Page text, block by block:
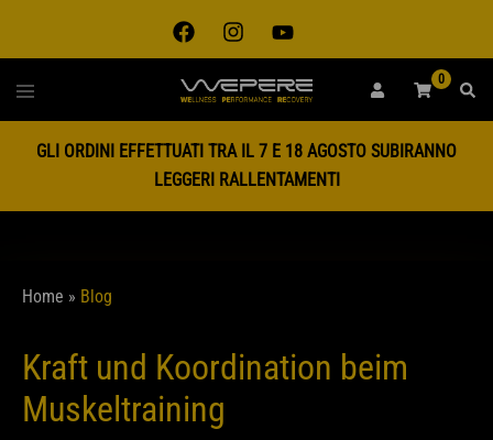
0
GLI ORDINI EFFETTUATI TRA IL 7 E 18 AGOSTO SUBIRANNO
LEGGERI RALLENTAMENTI
Home » Blog
Kraft und Koordination beim
Muskeltraining